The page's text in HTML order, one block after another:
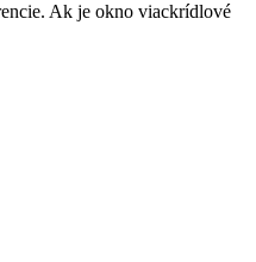
Ak je okno viackrídlové